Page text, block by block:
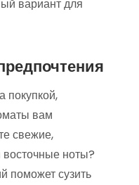
вариант для
покупкой,
вам
свежие,
ноты?
поможет сузить